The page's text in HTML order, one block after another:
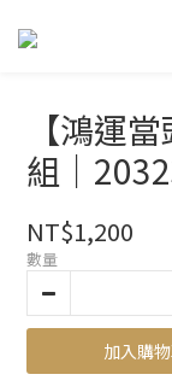
【鴻運
組｜
NT$1,200
數量
加入購